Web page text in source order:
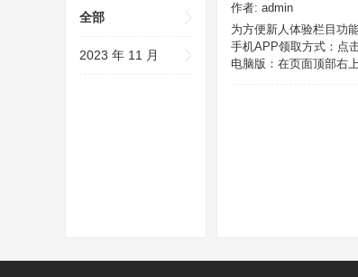
作者: admin
为方便新人体验栏目功
手机APP领取方式：点
电脑版：在页面顶部右
全部
2023 年 11 月